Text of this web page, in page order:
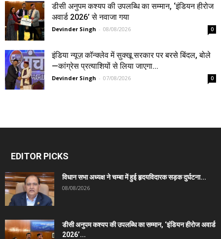
डीसी अनुपम कश्यप की उपलब्धि का सम्मान, ‘इंडियन हीरोज
अवार्ड 2026’ से नवाजा गया
Devinder Singh - 08/08/2026 0
इंडिया न्यूज़ कॉन्क्लेव में सुक्खू सरकार पर बरसे बिंदल, बोले
—कांग्रेस प्रत्याशियों से लिया जाएगा...
Devinder Singh - 07/08/2026 0
EDITOR PICKS
विधान सभा अध्यक्ष ने चम्बा में हुई हृदयविदारक सड़क दुर्घटना...
08/08/2026
डीसी अनुपम कश्यप की उपलब्धि का सम्मान, ‘इंडियन हीरोज अवार्ड
2026’...